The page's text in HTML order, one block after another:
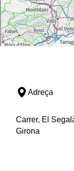
Adreça
Carrer, El
Girona